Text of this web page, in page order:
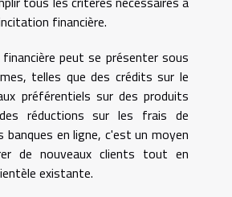
financière.
peut se présenter sous
telles que des crédits sur le
préférentiels sur des produits
réductions sur les frais de
banques en ligne, c'est un moyen
de nouveaux clients tout en
existante.